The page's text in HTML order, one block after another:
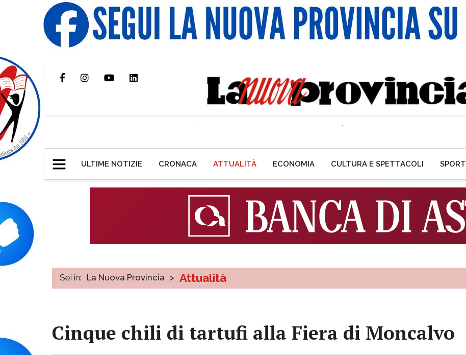
ULTIME NOTIZIE CRONACA ATTUALITÀ ECONOMIA CULTURA E SPETTACOLI SPORT
Sei in: La Nuova Provincia > Attualità
Cinque chili di tartufi alla Fiera di Moncalvo